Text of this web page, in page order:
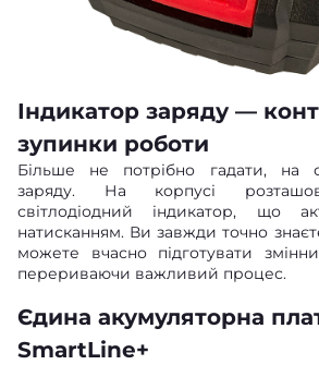
Індикатор заряду —
зупинки роботи
Більше не потрібно гадати, на
заряду. На корпусі
світлодіодний індикатор, що
натисканням. Ви завжди точно
можете вчасно підготувати
перериваючи важливий процес.
Єдина акумуляторна
SmartLine+